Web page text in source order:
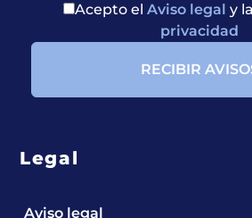
Acepto el Aviso legal y la
privacidad
Legal
Aviso legal